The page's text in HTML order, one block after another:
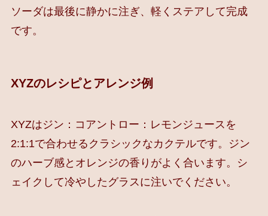
ソーダは最後に静かに注ぎ、軽くステアして完成
です。
XYZのレシピとアレンジ例
XYZはジン：コアントロー：レモンジュースを
2:1:1で合わせるクラシックなカクテルです。ジン
のハーブ感とオレンジの香りがよく合います。シ
ェイクして冷やしたグラスに注いでください。